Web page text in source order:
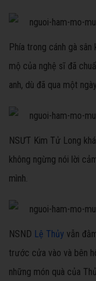
Phía trong cánh gà
mộ của nghệ sĩ đã
anh, dù đã qua một
NSƯT Kim Tử Long
không ngừng nói lời
mình.
NSND Lệ Thủy vẫn
trước cửa vào và bên
những món quà của